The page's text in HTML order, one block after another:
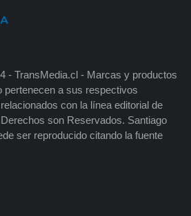
- TransMedia.cl - Marcas y productos
pertenecen a sus respectivos
con la línea editorial de
son Reservados. Santiago
ser reproducido citando la fuente